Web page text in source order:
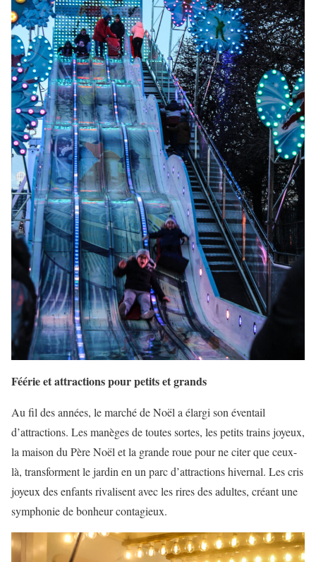
Féérie et attractions pour petits et grands
Au fil des années, le marché de Noël a élargi son éventail
d’attractions. Les manèges de toutes sortes, les petits trains joyeux,
la maison du Père Noël et la grande roue pour ne citer que ceux-
là, transforment le jardin en un parc d’attractions hivernal. Les cris
joyeux des enfants rivalisent avec les rires des adultes, créant une
symphonie de bonheur contagieux.